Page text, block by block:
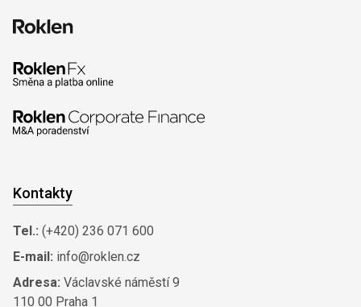
Kontakty
Tel.: (+420) 236 071 600
E-mail: info@roklen.cz
Adresa: Václavské náměstí 9
110 00 Praha 1